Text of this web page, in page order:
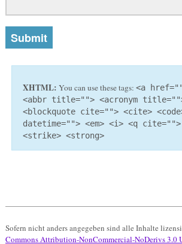
XHTML: You can use these tags: <a
<abbr title=""> <acronym
<blockquote cite=""> <cite>
datetime=""> <em> <i> <q cite="">
<strike> <strong>
Sofern nicht anders angegeben sind alle Inhalte
Commons Attribution-NonCommercial-NoDerivs 3.0